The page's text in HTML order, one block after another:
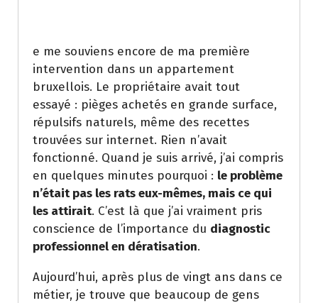
e me souviens encore de ma première
intervention dans un appartement
bruxellois. Le propriétaire avait tout
essayé : pièges achetés en grande surface,
répulsifs naturels, même des recettes
trouvées sur internet. Rien n’avait
fonctionné. Quand je suis arrivé, j’ai compris
en quelques minutes pourquoi : le problème
n’était pas les rats eux-mêmes, mais ce qui
les attirait. C’est là que j’ai vraiment pris
conscience de l’importance du diagnostic
professionnel en dératisation.
Aujourd’hui, après plus de vingt ans dans ce
métier, je trouve que beaucoup de gens